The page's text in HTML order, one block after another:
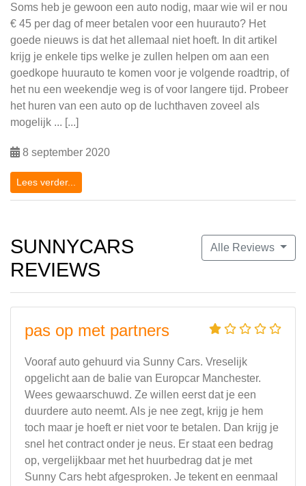
Soms heb je gewoon een auto nodig, maar wie wil er nou
€ 45 per dag of meer betalen voor een huurauto? Het
goede nieuws is dat het allemaal niet hoeft. In dit artikel
krijg je enkele tips welke je zullen helpen om aan een
goedkope huurauto te komen voor je volgende roadtrip, of
het nu een weekendje weg is of voor langere tijd. Probeer
het huren van een auto op de luchthaven zoveel als
mogelijk ... [...]
8 september 2020
Lees verder...
Alle Reviews
SUNNYCARS
REVIEWS
pas op met partners
Vooraf auto gehuurd via Sunny Cars. Vreselijk
opgelicht aan de balie van Europcar Manchester.
Wees gewaarschuwd. Ze willen eerst dat je een
duurdere auto neemt. Als je nee zegt, krijg je hem
toch maar je hoeft er niet voor te betalen. Dan krijg je
snel het contract onder je neus. Er staat een bedrag
op, vergelijkbaar met het huurbedrag dat je met
Sunny Cars hebt afgesproken. Je tekent en eenmaal